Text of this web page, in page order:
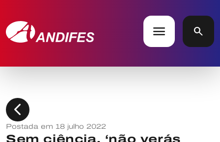
menu search
chevron_left
Postada em 18 julho 2022
Sem ciência, ‘não verás